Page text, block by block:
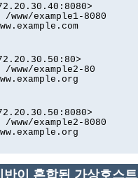
/www/example1-8080
/www/example2-80
/www/example2-8080
반이 혼합된 가상호스트